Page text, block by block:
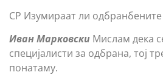
СР Изумираат ли одбранбените
Иван Марковски Мислам дека
специјалисти за одбрана, тој
понатаму.